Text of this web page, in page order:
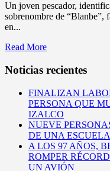
Un joven pescador,
sobrenombre de “Blanbe”,
en...
Read More
Noticias recientes
FINALIZAN
PERSONA QUE
IZALCO
NUEVE
DE UNA
A LOS 97 AÑOS,
ROMPER
UN AVIÓN